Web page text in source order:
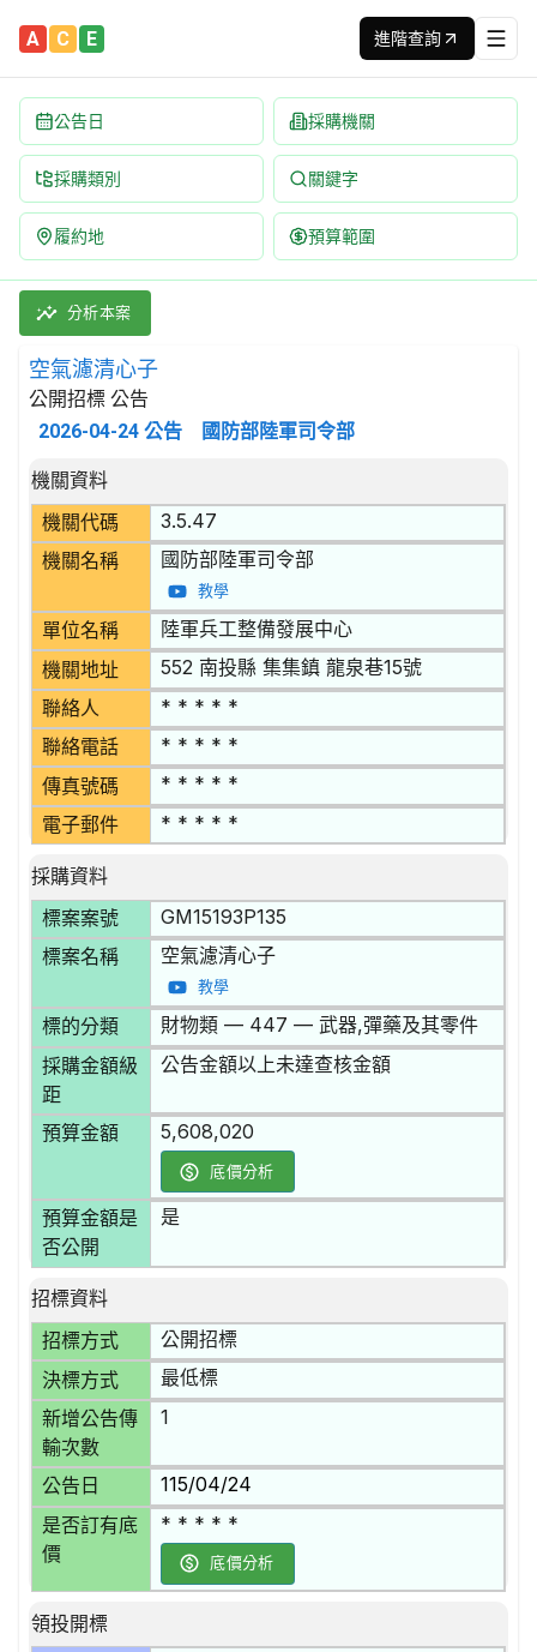
A C E 進階查詢
公告日 採購機關
採購類別 關鍵字
履約地 預算範圍
空氣濾清心子 招標公告 | 案號：GM15193P135 | 公開招標
採購類別：財物類 武器,彈藥及其零件 | 招標方式：公開招
分析本案
空氣濾清心子
公開招標 公告
2026-04-24 公告 國防部陸軍司令部
招標公告詳細內容
機關資料
機關代碼
3.5.47
機關名稱 國防部陸軍司令部
教學
單位名稱 陸軍兵工整備發展中心
機關地址 552 南投縣 集集鎮 龍泉巷15號
聯絡人 * * * * *
聯絡電話 * * * * *
傳真號碼 * * * * *
電子郵件 * * * * *
採購資料
標案案號
GM15193P135
標案名稱 空氣濾清心子
教學
標的分類 財物類 — 447 — 武器,彈藥及其零件
採購金額級
距
公告金額以上未達查核金額
預算金額 5,608,020
底價分析
預算金額是
否公開
是
招標資料
招標方式
公開招標
決標方式 最低標
新增公告傳
輸次數
1
公告日 115/04/24
是否訂有底
價
* * * * *
底價分析
領投開標